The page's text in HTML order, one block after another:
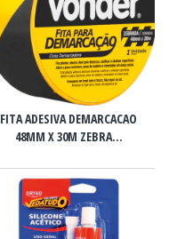
FITA ADESIVA DEMARCACAO
48MM X 30M ZEBRA...